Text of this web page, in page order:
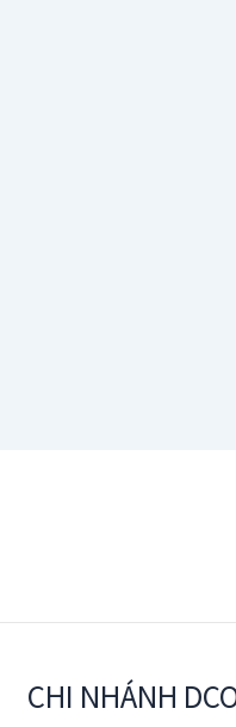
CHI NHÁNH